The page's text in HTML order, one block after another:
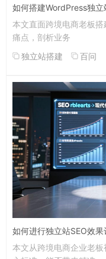
如何搭建WordPress独立
本文直面跨境电商老板
痛点，剖析业务
独立站搭建
百问
如何进行独立站SEO效果
本文从跨境电商企业老